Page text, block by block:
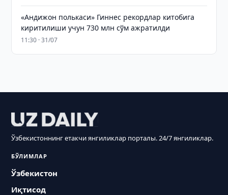
«Андижон полькаси» Гиннес рекордлар китобига
киритилиши учун 730 млн сўм ажратилди
11:30 · 31/07
Ўзбекистоннинг етакчи янгиликлар порталы. 24/7 янгиликлар.
БЎЛИМЛАР
Ўзбекистон
Иқтисод